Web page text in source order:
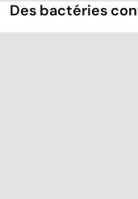
Des bactéries